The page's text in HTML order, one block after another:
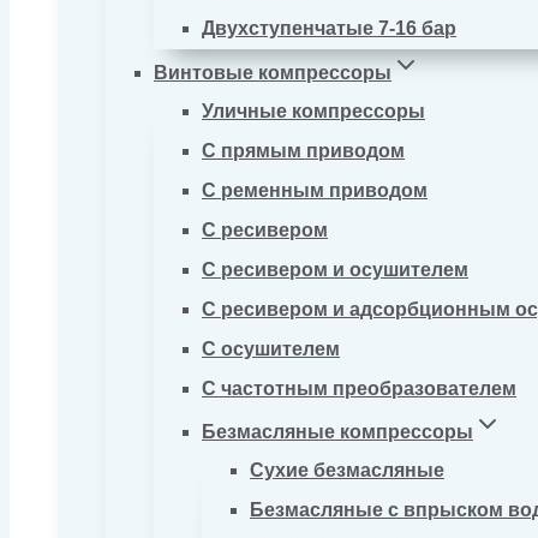
Двухступенчатые 7-16 бар
Винтовые компрессоры
Уличные компрессоры
С прямым приводом
С ременным приводом
С ресивером
С ресивером и осушителем
С ресивером и адсорбционным
С осушителем
С частотным преобразователем
Безмасляные компрессоры
Сухие безмасляные
Безмасляные с впрыском